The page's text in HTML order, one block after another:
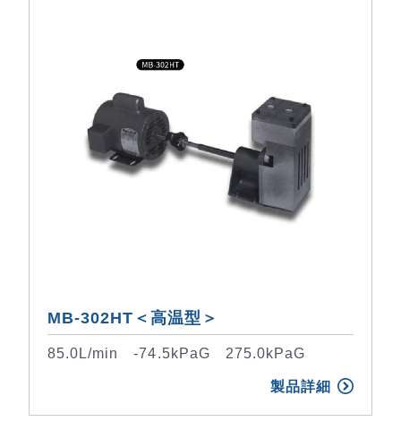
MB-302HT＜高温型＞
85.0L/min -74.5kPaG 275.0kPaG
製品詳細